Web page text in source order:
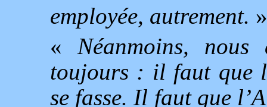
employée, autrement. »
« Néanmoins,
toujours : il faut que
se fasse. Il faut que